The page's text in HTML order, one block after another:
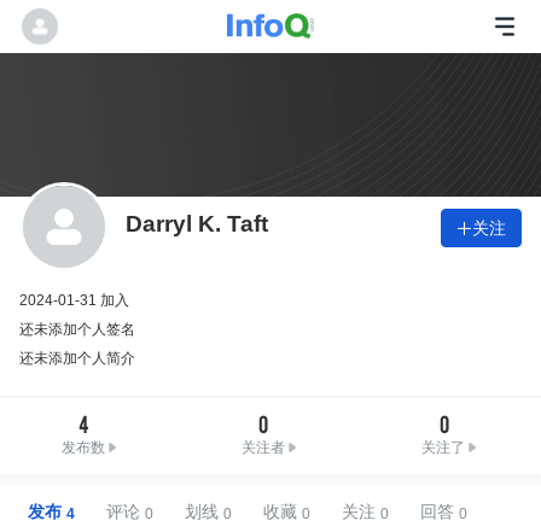
Darryl K. Taft 关注
2024-01-31 加入
还未添加个人签名
还未添加个人简介
4
发布数
0
关注者
0
关注了
发布 评论 划线 收藏 关注 回答